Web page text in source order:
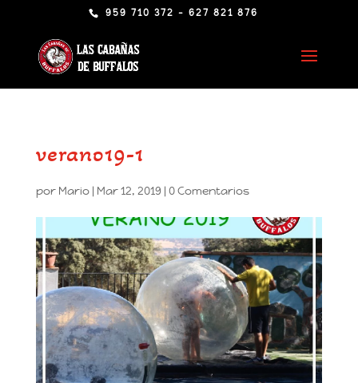
959 710 372 - 627 821 876
verano19-1
por Mario| Mar 12, 2019 | 0 Comentarios